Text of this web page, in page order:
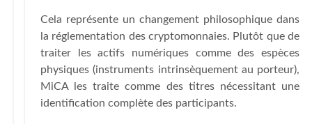
Cela représente un changement philosophique dans
la réglementation des cryptomonnaies. Plutôt que de
traiter les actifs numériques comme des espèces
physiques (instruments intrinsèquement au porteur),
MiCA les traite comme des titres nécessitant une
identification complète des participants.